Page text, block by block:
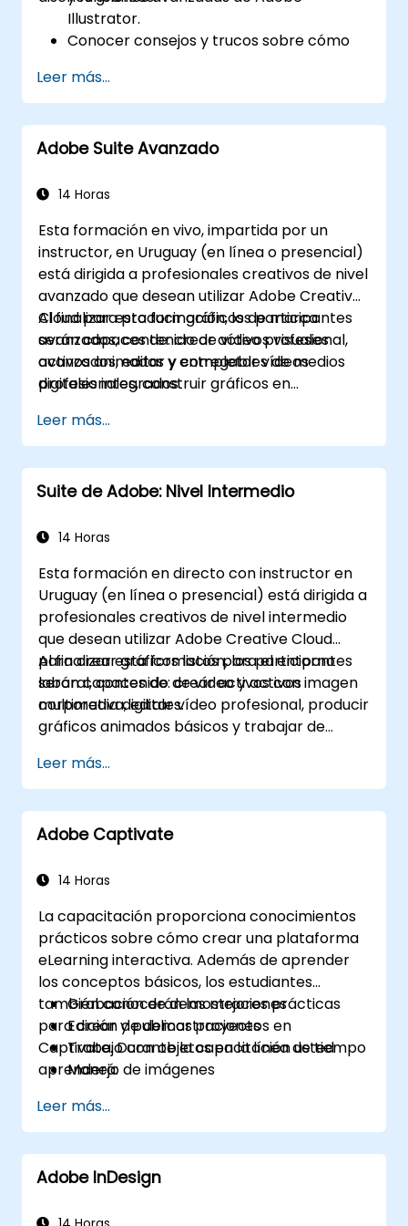
Illustrator.
Conocer consejos y trucos sobre cómo
Illustrator.
Redibujar bocetos a mano como
imágenes digitales.
Crear gráficos, logotipos y GIFs animados
Transformar, fusionar y distorsionar
Automatizar flujos de trabajo para tareas
repetitivas.
Leer más...
Adobe Suite Avanzado
14 Horas
Esta formación en vivo, impartida por un
instructor, en Uruguay (en línea o presencial)
está dirigida a profesionales creativos de nivel
avanzado que desean utilizar Adobe Creative
Cloud para producir gráficos de marca
avanzados, contenido de vídeo profesional,
activos animados y entregables de medios
digitales integrados.
Al finalizar esta formación, los participantes
serán capaces de: crear activos visuales
avanzados, editar y completar vídeos
profesionales, construir gráficos en
entre las aplicaciones de Adobe.
Leer más...
Suite de Adobe: Nivel Intermedio
14 Horas
Esta formación en directo con instructor en
Uruguay (en línea o presencial) está dirigida a
profesionales creativos de nivel intermedio
que desean utilizar Adobe Creative Cloud
para crear gráficos listos para el entorno
laboral, contenido de vídeo y activos
multimedia digitales.
Al finalizar esta formación, los participantes
serán capaces de: crear activos con imagen
corporativa, editar vídeo profesional, producir
gráficos animados básicos y trabajar de
de Adobe.
Leer más...
Adobe Captivate
14 Horas
La capacitación proporciona conocimientos
prácticos sobre cómo crear una plataforma
eLearning interactiva. Además de aprender
los conceptos básicos, los estudiantes
también conocerán las mejores prácticas
para crear y publicar proyectos en
Captivate. Durante la capacitación usted
aprenderá:
Grabación de demostraciones
Edición de demostraciones
Trabajo con objetos en la línea de tiempo
Manejo de imágenes
Adición de audio
Grabación de simulaciones
Adición de animaciones
Inclusión de presentaciones de
Leer más...
Adobe InDesign